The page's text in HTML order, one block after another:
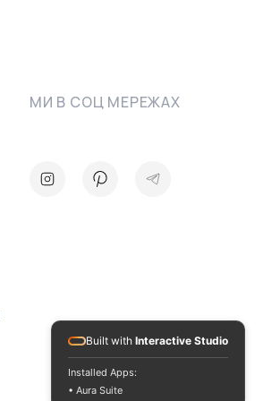
МИ В СОЦ МЕРЕЖАХ
Built with Interactive Studio
Installed Apps:
• Aura Suite